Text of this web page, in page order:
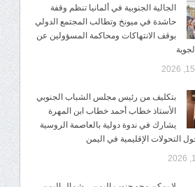
الجالية الجنوبية في ألمانيا تنظم وقفة
حاشدة في ميونخ وتطالب المجتمع الدولي
بوقف الانتهاكات ومحاكمة المسؤولين عن
بتكليف من رئيس مجلس الشباب الجنوبي
الأستاذ خطاب أحمد خطاب ابن المهرة
يشارك في ندوة دولية بالعاصمة الروسية
التحولات الإقليمية في اليمن